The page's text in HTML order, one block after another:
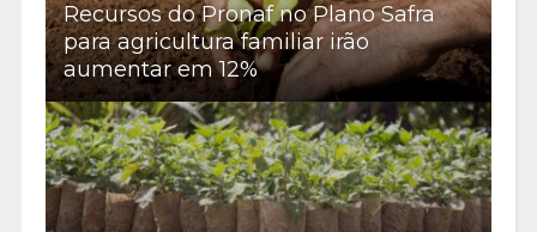
Recursos do Pronaf no Plano Safra
para agricultura familiar irão
aumentar em 12%